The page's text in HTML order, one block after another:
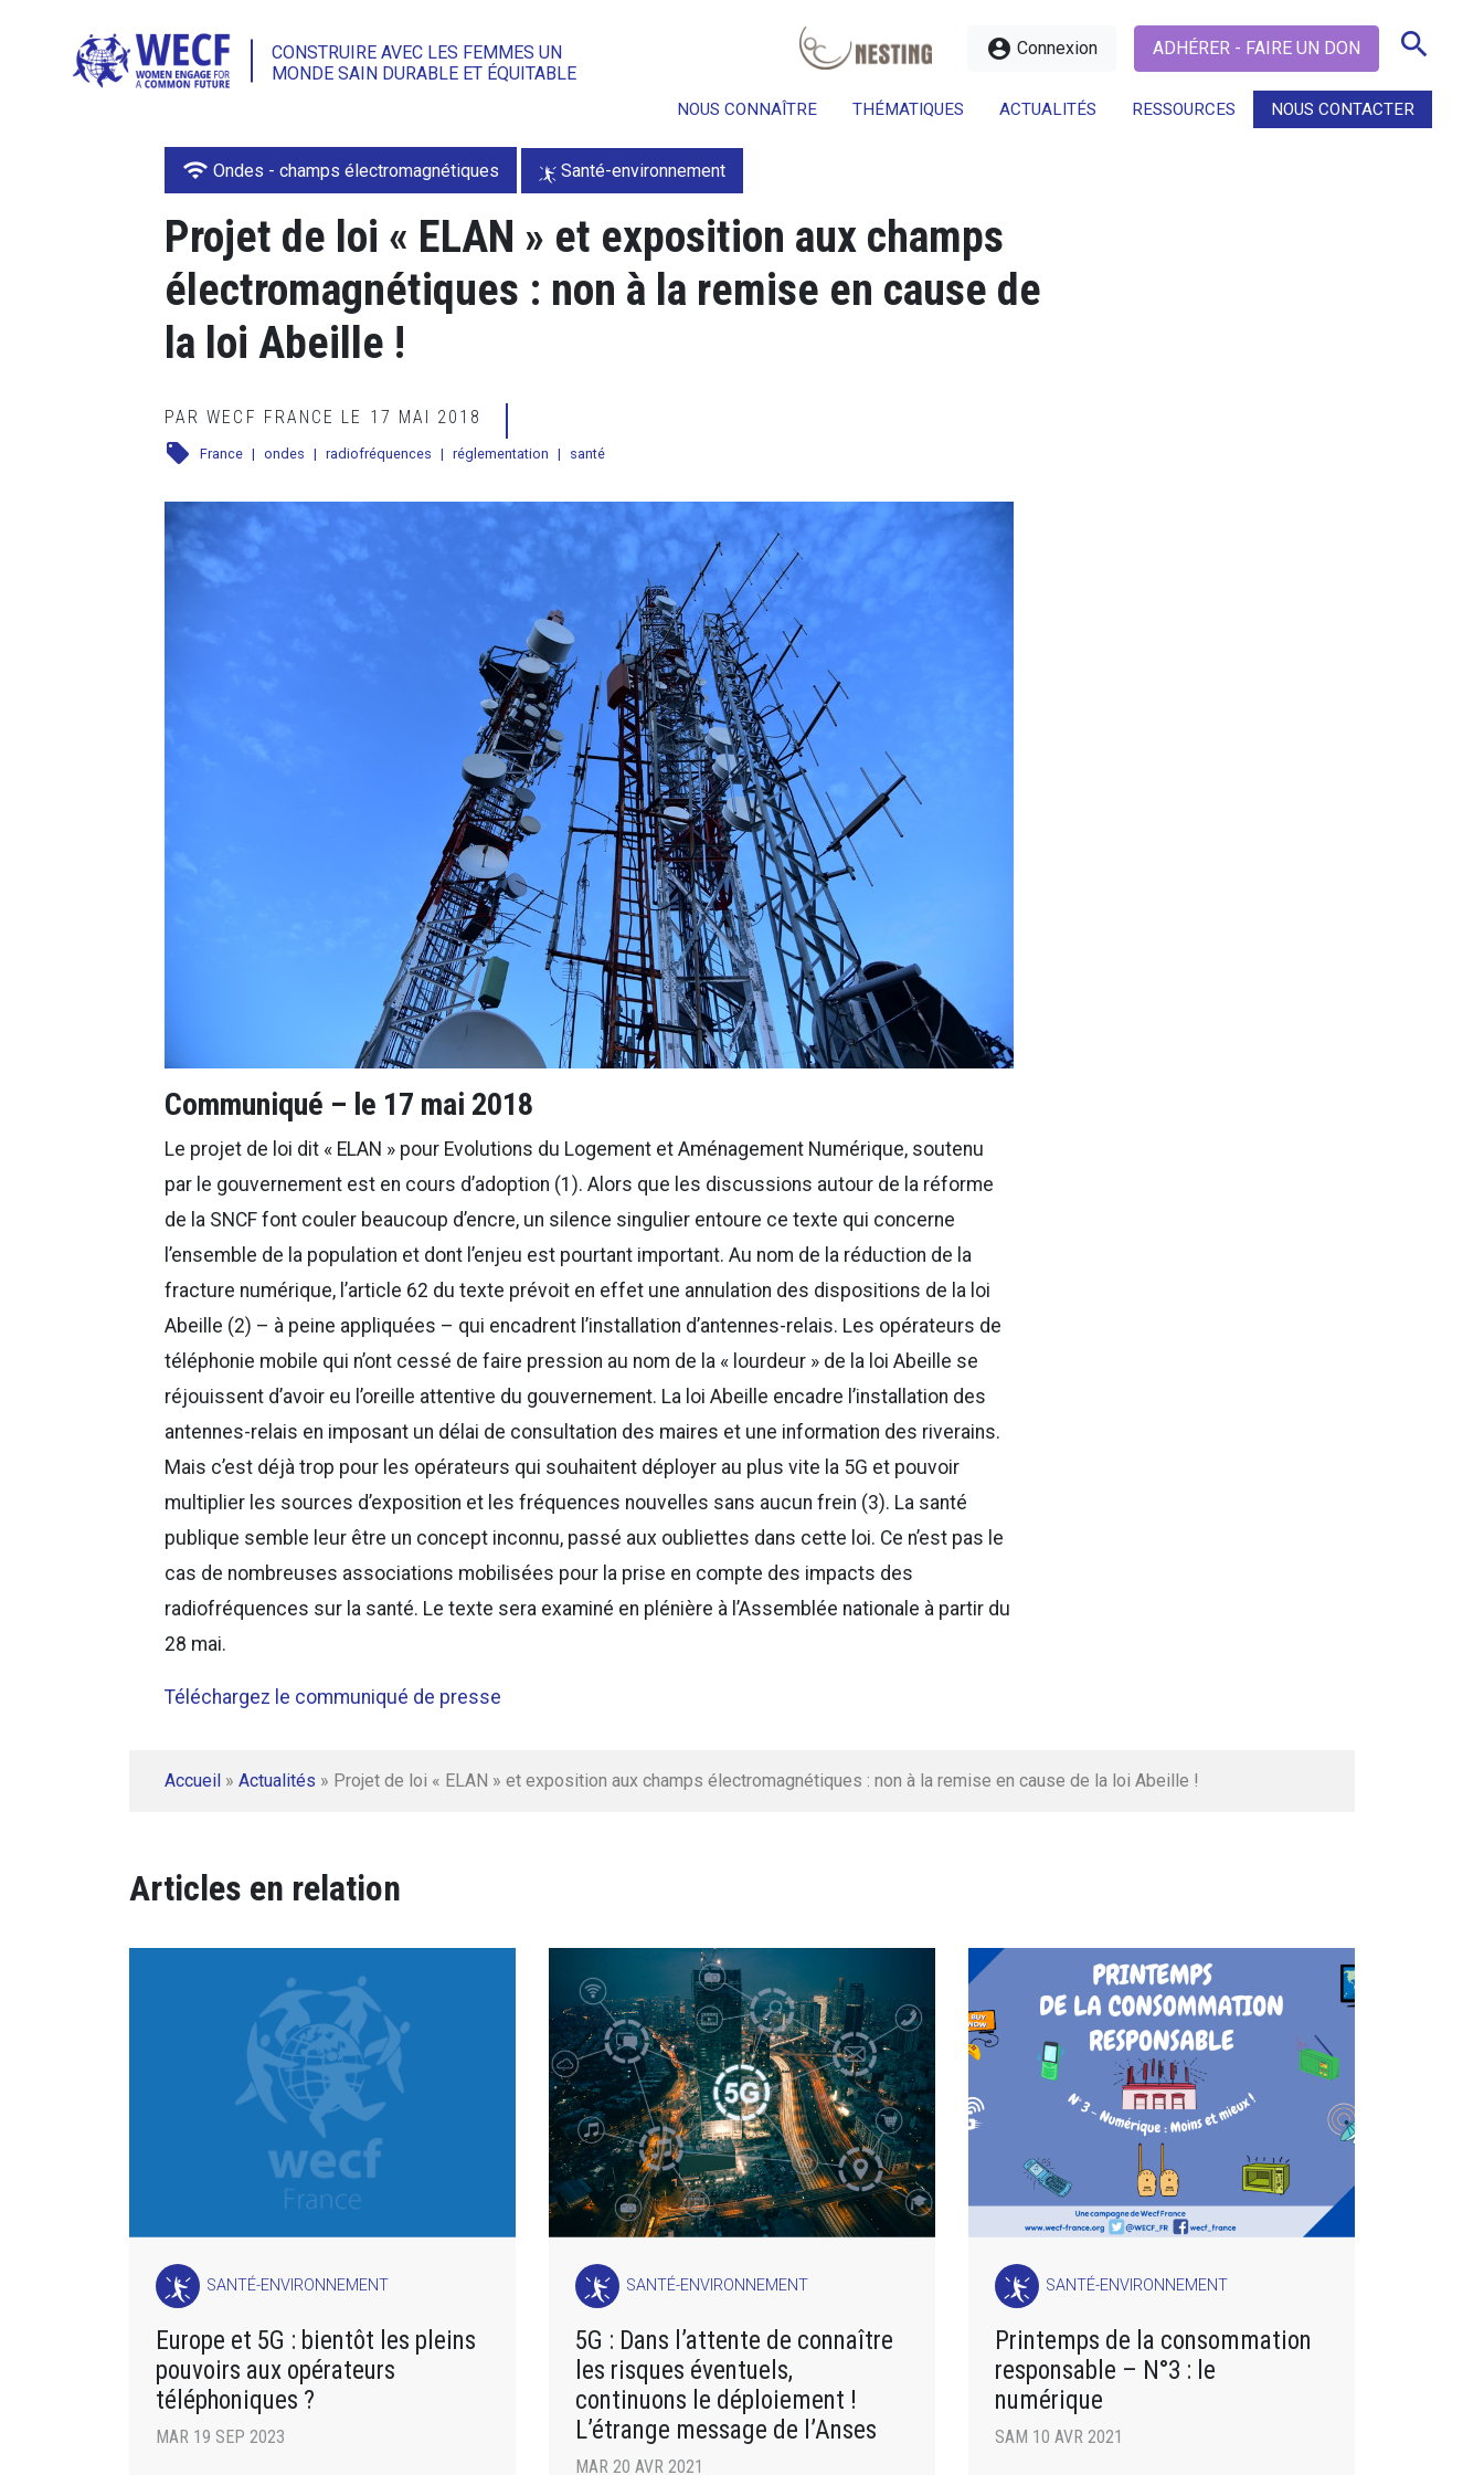
CONSTRUIRE AVEC LES FEMMES UN
MONDE SAIN DURABLE ET ÉQUITABLE
account_circle Connexion ADHÉRER - FAIRE UN DON search
NOUS CONNAÎTRE THÉMATIQUES ACTUALITÉS RESSOURCES NOUS CONTACTER
wifi Ondes - champs électromagnétiques Santé-environnement
Projet de loi « ELAN » et exposition aux champs
électromagnétiques : non à la remise en cause de
la loi Abeille !
PAR WECF FRANCE LE 17 MAI 2018
local_offer France | ondes | radiofréquences | réglementation | santé
Communiqué – le 17 mai 2018
Le projet de loi dit « ELAN » pour Evolutions du Logement et Aménagement Numérique, soutenu
par le gouvernement est en cours d’adoption (1). Alors que les discussions autour de la réforme
de la SNCF font couler beaucoup d’encre, un silence singulier entoure ce texte qui concerne
l’ensemble de la population et dont l’enjeu est pourtant important. Au nom de la réduction de la
fracture numérique, l’article 62 du texte prévoit en effet une annulation des dispositions de la loi
Abeille (2) – à peine appliquées – qui encadrent l’installation d’antennes-relais. Les opérateurs de
téléphonie mobile qui n’ont cessé de faire pression au nom de la « lourdeur » de la loi Abeille se
réjouissent d’avoir eu l’oreille attentive du gouvernement. La loi Abeille encadre l’installation des
antennes-relais en imposant un délai de consultation des maires et une information des riverains.
Mais c’est déjà trop pour les opérateurs qui souhaitent déployer au plus vite la 5G et pouvoir
multiplier les sources d’exposition et les fréquences nouvelles sans aucun frein (3). La santé
publique semble leur être un concept inconnu, passé aux oubliettes dans cette loi. Ce n’est pas le
cas de nombreuses associations mobilisées pour la prise en compte des impacts des
radiofréquences sur la santé. Le texte sera examiné en plénière à l’Assemblée nationale à partir du
28 mai.
Téléchargez le communiqué de presse
Accueil » Actualités » Projet de loi « ELAN » et exposition aux champs électromagnétiques : non à la remise en cause de la loi Abeille !
Articles en relation
SANTÉ-ENVIRONNEMENT
Europe et 5G : bientôt les pleins
pouvoirs aux opérateurs
téléphoniques ?
MAR 19 SEP 2023
SANTÉ-ENVIRONNEMENT
5G : Dans l’attente de connaître
les risques éventuels,
continuons le déploiement !
L’étrange message de l’Anses
MAR 20 AVR 2021
SANTÉ-ENVIRONNEMENT
Printemps de la consommation
responsable – N°3 : le
numérique
SAM 10 AVR 2021